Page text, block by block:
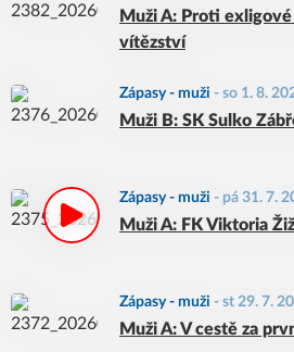
Muži A: Proti
vítězství
Zápasy - muži - so 1. 8.
Muži B: SK Sulko
Zápasy - muži - pá 31. 7.
Muži A: FK Viktoria
Zápasy - muži - st 29. 7.
Muži A: V cestě za